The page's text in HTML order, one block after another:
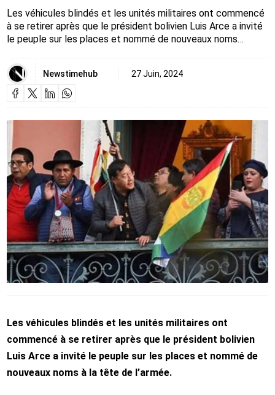
Les véhicules blindés et les unités militaires ont commencé
à se retirer après que le président bolivien Luis Arce a invité
le peuple sur les places et nommé de nouveaux noms…
Newstimehub 27 Juin, 2024
Les véhicules blindés et les unités militaires ont
commencé à se retirer après que le président bolivien
Luis Arce a invité le peuple sur les places et nommé de
nouveaux noms à la tête de l’armée.